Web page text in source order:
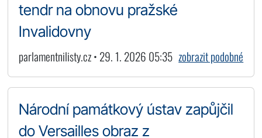
tendr na obnovu pražské
Invalidovny
parlamentnilisty.cz • 29. 1. 2026 05:35 zobrazit podobné
Národní památkový ústav zapůjčil
do Versailles obraz z